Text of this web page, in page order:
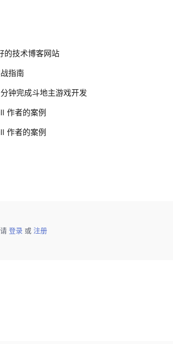
的技术博客网站
指南
钟完成斗地主游戏开发
作者的案例
作者的案例
登录 或 注册